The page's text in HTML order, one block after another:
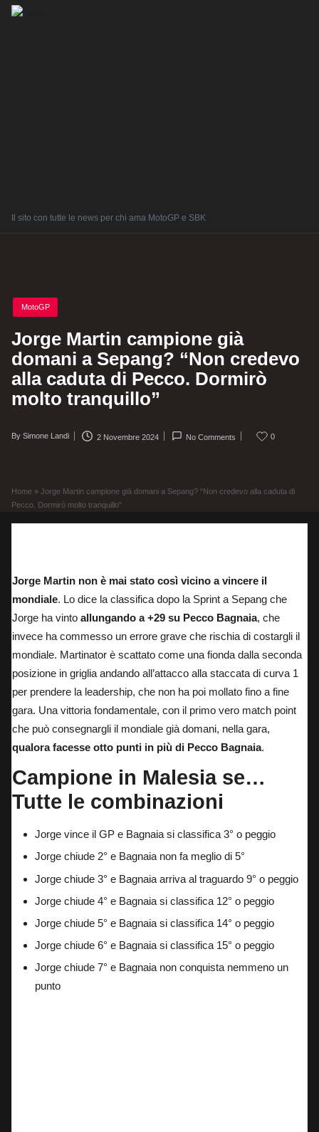
Il sito con tutte le news per chi ama MotoGP e SBK
Posted
in
MotoGP
Jorge Martin campione già
domani a Sepang? “Non credevo
alla caduta di Pecco. Dormirò
molto tranquillo”
Posted
By Simone Landi 2 Novembre 2024 No Comments 0
Home » Jorge Martin campione già domani a Sepang? “Non credevo alla caduta di
Pecco. Dormirò molto tranquillo”
Jorge Martin non è mai stato così vicino a vincere il
mondiale. Lo dice la classifica dopo la Sprint a Sepang che
Jorge ha vinto allungando a +29 su Pecco Bagnaia, che
invece ha commesso un errore grave che rischia di costargli il
mondiale. Martinator è scattato come una fionda dalla seconda
posizione in griglia andando all’attacco alla staccata di curva 1
per prendere la leadership, che non ha poi mollato fino a fine
gara. Una vittoria fondamentale, con il primo vero match point
che può consegnargli il mondiale già domani, nella gara,
qualora facesse otto punti in più di Pecco Bagnaia.
Campione in Malesia se…
Tutte le combinazioni
Jorge vince il GP e Bagnaia si classifica 3° o peggio
Jorge chiude 2° e Bagnaia non fa meglio di 5°
Jorge chiude 3° e Bagnaia arriva al traguardo 9° o peggio
Jorge chiude 4° e Bagnaia si classifica 12° o peggio
Jorge chiude 5° e Bagnaia si classifica 14° o peggio
Jorge chiude 6° e Bagnaia si classifica 15° o peggio
Jorge chiude 7° e Bagnaia non conquista nemmeno un
punto